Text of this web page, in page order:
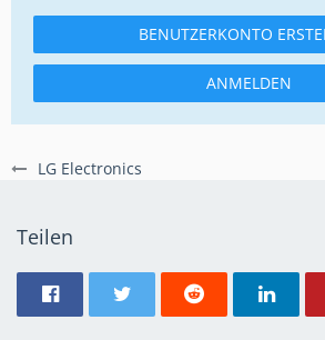
LG Electronics
BENUTZERKONTO
ANMELDEN
Teilen